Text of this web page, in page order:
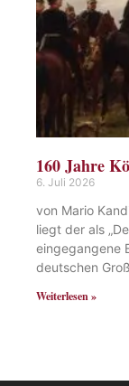
160 Jahre
6. Juli 2026
von Mario
liegt der als
eingegangene
deutschen
Weiterlesen »